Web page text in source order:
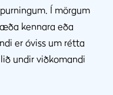
Í mörgum
kennara eða
er óviss um rétta
undir viðkomandi